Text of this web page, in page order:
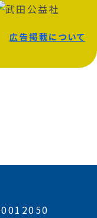
広告掲載について